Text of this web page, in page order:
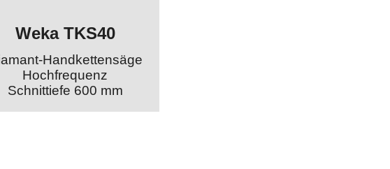
Weka TKS40
Handkettensäge
Hochfrequenz
Schnittiefe 600 mm